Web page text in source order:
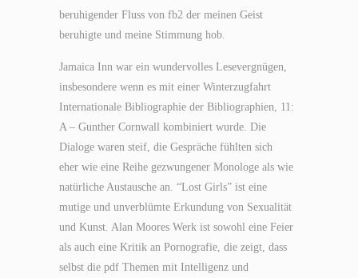
beruhigender Fluss von fb2 der meinen Geist
beruhigte und meine Stimmung hob.
Jamaica Inn war ein wundervolles Lesevergnügen,
insbesondere wenn es mit einer Winterzugfahrt
Internationale Bibliographie der Bibliographien, 11:
A – Gunther Cornwall kombiniert wurde. Die
Dialoge waren steif, die Gespräche fühlten sich
eher wie eine Reihe gezwungener Monologe als wie
natürliche Austausche an. “Lost Girls” ist eine
mutige und unverblümte Erkundung von Sexualität
und Kunst. Alan Moores Werk ist sowohl eine Feier
als auch eine Kritik an Pornografie, die zeigt, dass
selbst die pdf Themen mit Intelligenz und